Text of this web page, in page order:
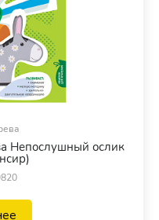
Непослушный ослик